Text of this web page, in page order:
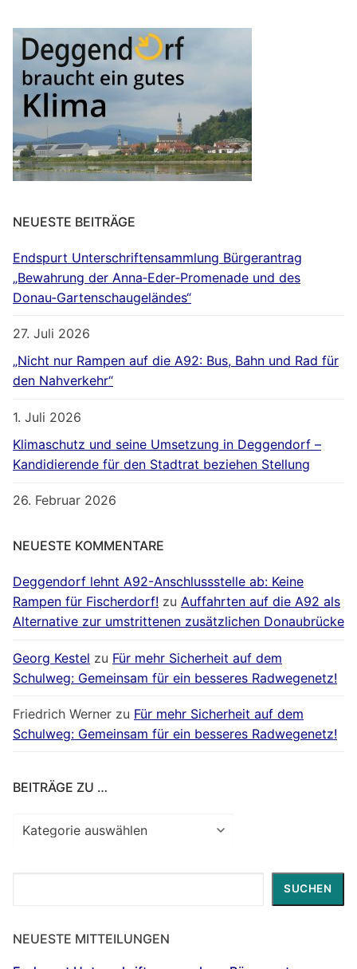
NEUESTE BEITRÄGE
Endspurt Unterschriftensammlung Bürgerantrag
„Bewahrung der Anna‐Eder‐Promenade und des
Donau‐Gartenschaugeländes“
27. Juli 2026
„Nicht nur Rampen auf die A92: Bus, Bahn und Rad für
den Nahverkehr“
1. Juli 2026
Klimaschutz und seine Umsetzung in Deggendorf –
Kandidierende für den Stadtrat beziehen Stellung
26. Februar 2026
NEUESTE KOMMENTARE
Deggendorf lehnt A92-Anschlussstelle ab: Keine
Rampen für Fischerdorf! zu Auffahrten auf die A92 als
Alternative zur umstrittenen zusätzlichen Donaubrücke
Georg Kestel zu Für mehr Sicherheit auf dem
Schulweg: Gemeinsam für ein besseres Radwegenetz!
Friedrich Werner zu Für mehr Sicherheit auf dem
Schulweg: Gemeinsam für ein besseres Radwegenetz!
BEITRÄGE ZU …
Beiträge
SUCHEN
NEUESTE MITTEILUNGEN